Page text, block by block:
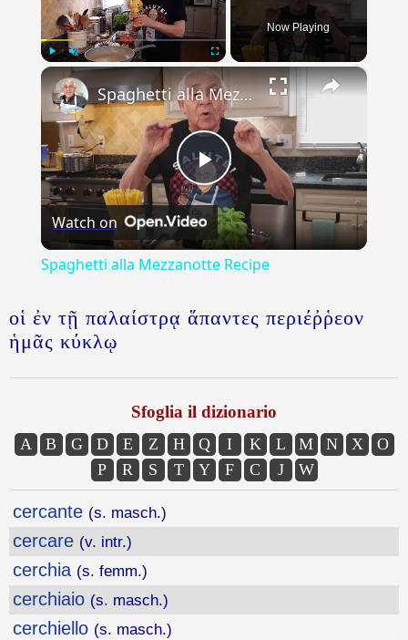
Unmute
Now Playing
×
Play
Video
Spaghetti alla Mezzanotte Recipe
Watch on
Spaghetti alla Mezzanotte Recipe
οἱ ἐν τῇ παλαίστρᾳ ἅπαντες περιέῤῥεον
ἡμᾶς κύκλῳ
Sfoglia il dizionario
A B G D E Z H Q I K L M N X
O
P
R S T Y F C J W
cercante (s. masch.)
cercare (v. intr.)
cerchia (s. femm.)
cerchiaio (s. masch.)
cerchiello (s. masch.)